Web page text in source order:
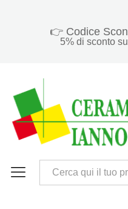
👉 Codice
5% di sconto